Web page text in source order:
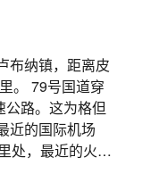
布纳镇，距离皮
。 79号国道穿
路。这为格但
近的国际机场
处，最近的火车